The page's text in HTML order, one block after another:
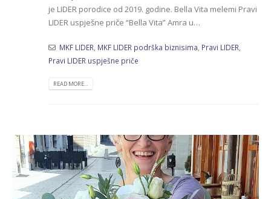
je LIDER porodice od 2019. godine. Bella Vita melemi Pravi
LIDER uspješne priče “Bella Vita” Amra u…
MKF LIDER MKF LIDER podrška biznisima Pravi LIDER
Pravi LIDER uspješne priče
READ MORE...